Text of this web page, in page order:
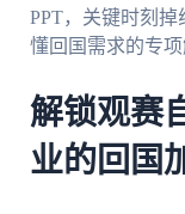
PPT，关键时刻
懂回国需求的专项
解锁观赛
业的回国